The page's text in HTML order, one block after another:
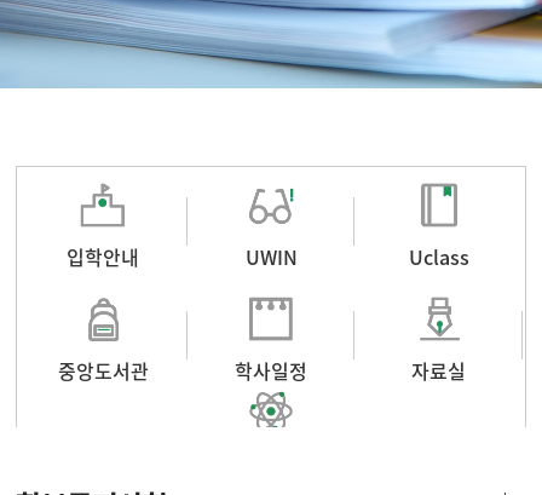
입학안내 UWIN Uclass
중앙도서관 학사일정 자료실